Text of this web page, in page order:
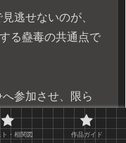
逃せないのが、
る蠱毒の共通点で
参加させ、限ら
になっていま
ト・相関図 作品ガイド